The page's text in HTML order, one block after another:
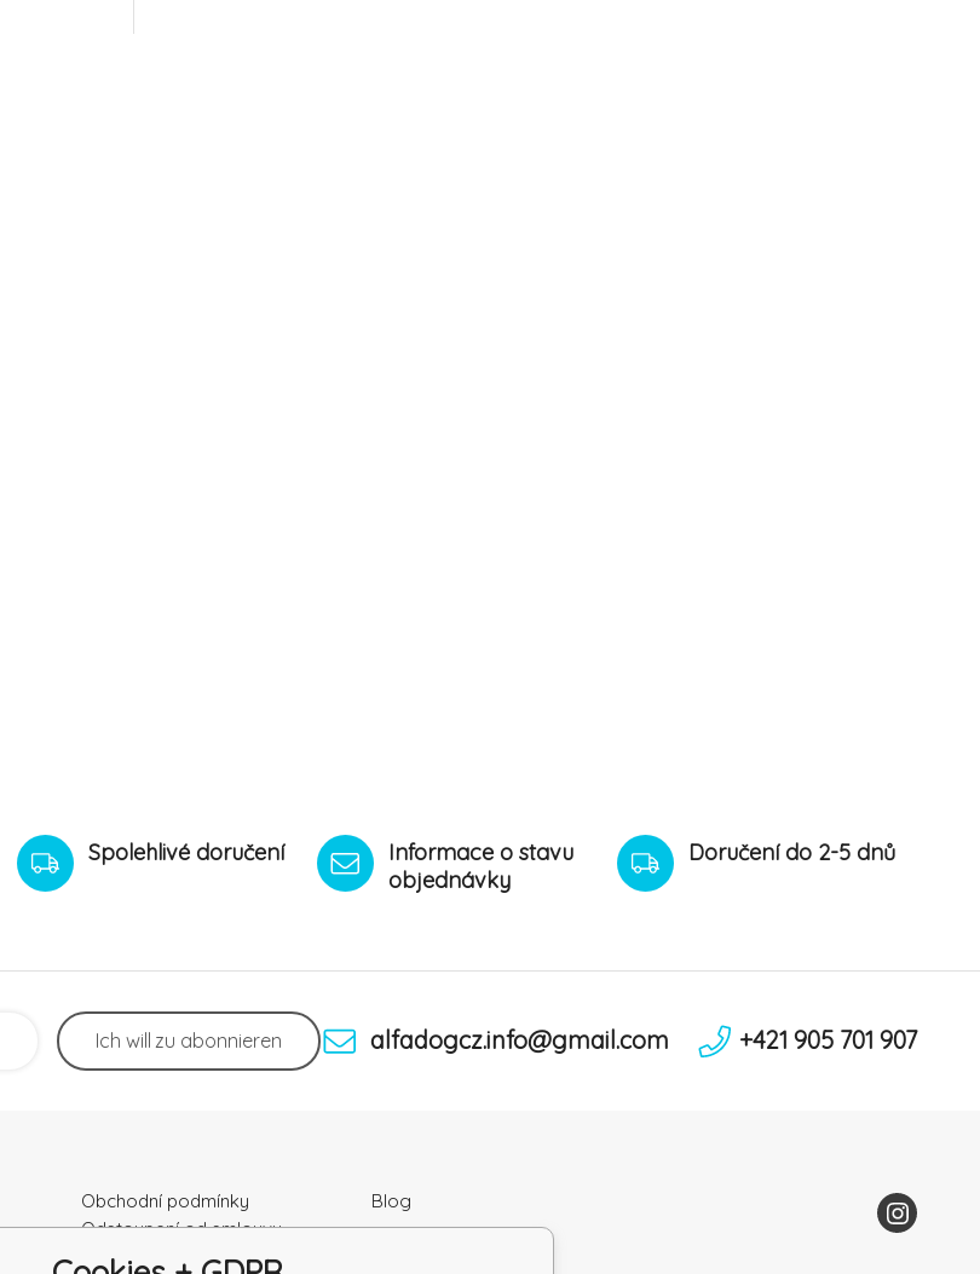
Spolehlivé doručení
Informace o stavu
objednávky
Doručení do 2-5 dnů
Ich will zu abonnieren alfadogcz.info@gmail.com +421 905 701 907
Obchodní podmínky
Odstoupení od smlouvy
Podmínky ochrany osobních
Blog